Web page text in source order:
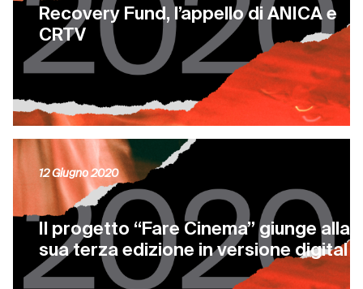
Recovery Fund, l’appello di ANICA e
CRTV
Il progetto “Fare Cinema” giunge alla
sua terza edizione in versione digital
12 Giugno 2020